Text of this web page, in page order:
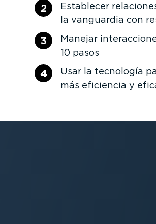
2
Establecer
la vanguardia con
3
Manejar
10 pasos
4
Usar la tecnología
más eficiencia y